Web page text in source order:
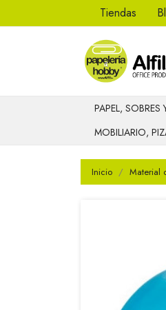
Tiendas
PAPEL, SOBRES
MOBILIARIO,
Inicio Material